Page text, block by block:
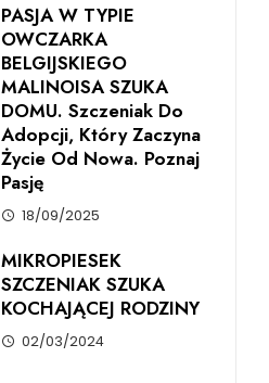
PASJA W TYPIE
OWCZARKA
BELGIJSKIEGO
MALINOISA SZUKA
DOMU. Szczeniak Do
Adopcji, Który Zaczyna
Życie Od Nowa. Poznaj
Pasję
18/09/2025
MIKROPIESEK
SZCZENIAK SZUKA
KOCHAJĄCEJ RODZINY
02/03/2024